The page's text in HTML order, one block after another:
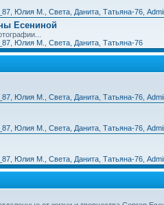
Юлия М. Света Данита Татьяна-76
Есениной
Юлия М. Света Данита Татьяна-76
Юлия М. Света Данита Татьяна-76
Юлия М. Света Данита Татьяна-76
Юлия М. Света Данита Татьяна-76